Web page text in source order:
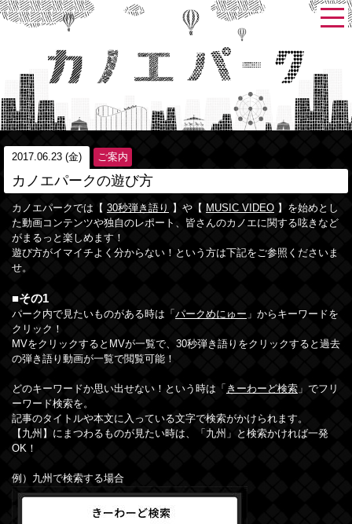
2017.06.23 (金) ご案内
カノエパークの遊び方
カノエパークでは【 30秒弾き語り 】や【 MUSIC VIDEO 】を始めとし
た動画コンテンツや独自のレポート、皆さんのカノエに関する呟きなど
がまるっと楽しめます！
遊び方がイマイチよく分からない！という方は下記をご参照くださいま
せ。
■その1
パーク内で見たいものがある時は「 パークめにゅー 」からキーワードを
クリック！
MVをクリックするとMVが一覧で、30秒弾き語りをクリックすると過去
の弾き語り動画が一覧で閲覧可能！
どのキーワードか思い出せない！という時は「 きーわーど検索 」でフリ
ーワード検索を。
記事のタイトルや本文に入っている文字で検索がかけられます。
【九州】にまつわるものが見たい時は、「九州」と検索かければ一発
OK！
例）九州で検索する場合